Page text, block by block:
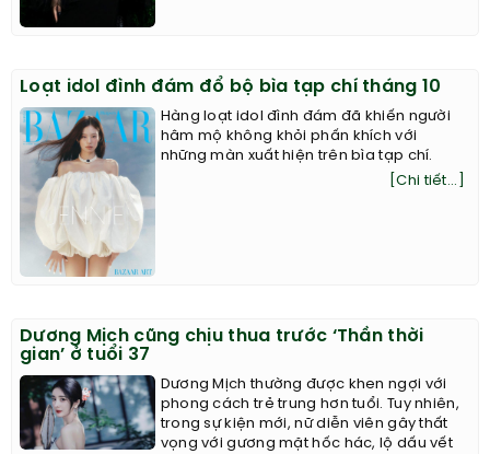
Loạt idol đình đám đổ bộ bìa tạp chí tháng 10
Hàng loạt idol đình đám đã khiến người
hâm mộ không khỏi phấn khích với
những màn xuất hiện trên bìa tạp chí.
[Chi tiết...]
Dương Mịch cũng chịu thua trước ‘Thần thời
gian’ ở tuổi 37
Dương Mịch thường được khen ngợi với
phong cách trẻ trung hơn tuổi. Tuy nhiên,
trong sự kiện mới, nữ diễn viên gây thất
vọng với gương mặt hốc hác, lộ dấu vết